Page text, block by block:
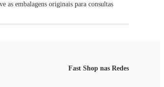
as embalagens originais para consultas
Fast Shop nas Redes